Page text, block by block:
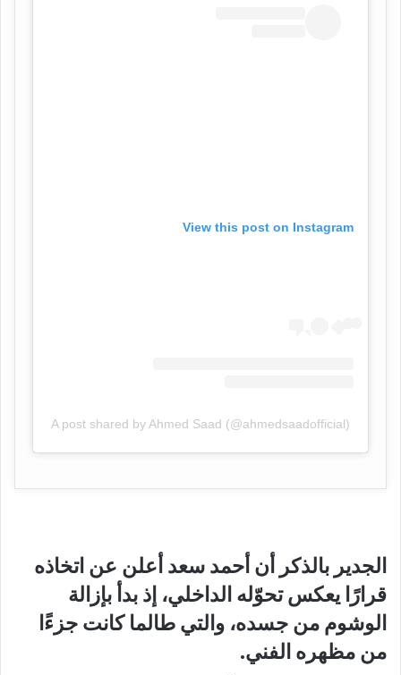
View this post on Instagram
A post shared by Ahmed Saad (@ahmedsaadofficial)
الجدير بالذكر أن أحمد سعد أعلن عن اتخاذه
قرارًا يعكس تحوّله الداخلي، إذ بدأ بإزالة
الوشوم من جسده، والتي طالما كانت جزءًا
من مظهره الفني.